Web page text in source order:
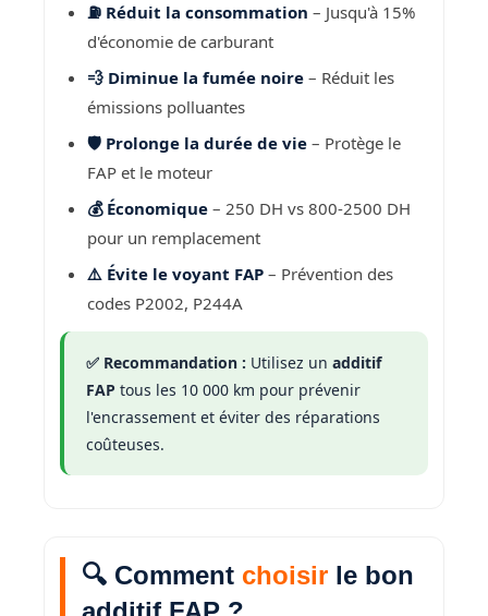
⛽ Réduit la consommation – Jusqu'à 15%
d'économie de carburant
💨 Diminue la fumée noire – Réduit les
émissions polluantes
🛡️ Prolonge la durée de vie – Protège le
FAP et le moteur
💰 Économique – 250 DH vs 800-2500 DH
pour un remplacement
⚠️ Évite le voyant FAP – Prévention des
codes P2002, P244A
✅ Recommandation : Utilisez un additif
FAP tous les 10 000 km pour prévenir
l'encrassement et éviter des réparations
coûteuses.
🔍 Comment choisir le bon